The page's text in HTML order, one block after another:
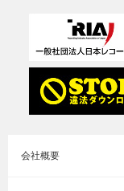
会社概要